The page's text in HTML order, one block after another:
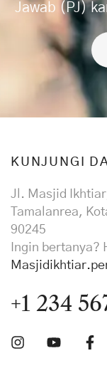
Jawab (PJ)
KUNJUNGI
Jl. Masjid
Tamalanrea,
90245
Ingin bertanya?
+1 234